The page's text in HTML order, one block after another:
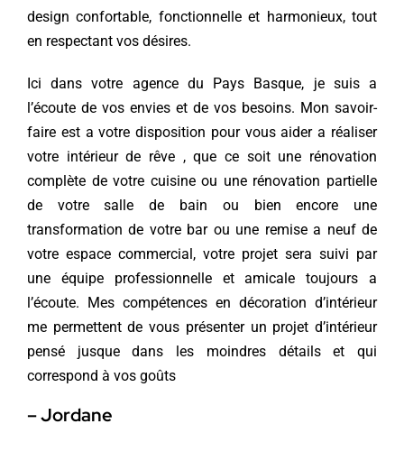
design confortable, fonctionnelle et harmonieux, tout
en respectant vos désires.
Ici dans votre agence du Pays Basque, je suis a
l’écoute de vos envies et de vos besoins. Mon savoir-
faire est a votre disposition pour vous aider a réaliser
votre intérieur de rêve , que ce soit une rénovation
complète de votre cuisine ou une rénovation partielle
de votre salle de bain ou bien encore une
transformation de votre bar ou une remise a neuf de
votre espace commercial, votre projet sera suivi par
une équipe professionnelle et amicale toujours a
l’écoute. Mes compétences endécoration d’intérieur
me permettent de vous présenter un projet d’intérieur
pensé jusque dans les moindres détails et qui
correspond à vos goûts
– Jordane